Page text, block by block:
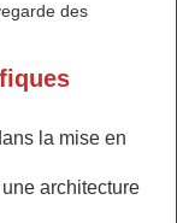
des
la mise en
architecture